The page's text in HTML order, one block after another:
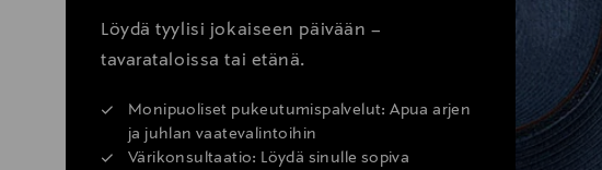
Löydä tyylisi jokaiseen päivään –
tavarataloissa tai etänä.
Monipuoliset pukeutumispalvelut: Apua arjen
ja juhlan vaatevalintoihin
Värikonsultaatio: Löydä sinulle sopiva